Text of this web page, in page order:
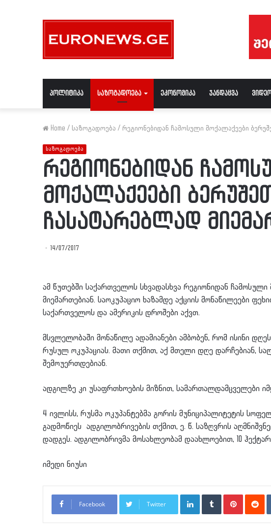
პოლიტიკა საზოგადოება ეკონომიკა ჯანდაცვა
Home / საზოგადოება / რეგიონებიდან ჩამოსული მოქალაქეები
საზოგადოება
რეგიონებიდან
მოქალაქეები
ჩასატარებლად
14/07/2017
ამ წუთებში საქართველოს სხვადასხვა რეგიონიდან
მიემართებიან. საოკუპაციო ხაზამდე აქციის მონაწილეები
საქართველოს და ამერიკის დროშები აქვთ.
მსვლელობაში მონაწილე ადამიანები ამბობენ, რომ ისინი
რუსულ ოკუპაციას. მათი თქმით, აქ მთელი დღე დარჩებიან,
შემოუერთდებიან.
ადგილზე კი უსაფრთხოების მიზნით, სამართალდამცველები
4 ივლისს, რუსმა ოკუპანტებმა გორის მუნიციპალიტეტის
გადმოწიეს ადგილობრივების თქმით, ე. წ. საზღვრის
დადგეს. ადგილობრივმა მოსახლეობამ დაახლოებით, 10
იმედი ნიუსი
Facebook Twitter
LinkedInTumblr Pinterest